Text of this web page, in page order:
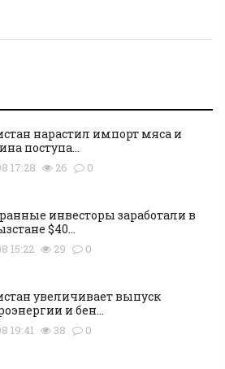
нарастил импорт мяса и
поступа...
17:28 26 0
инвесторы заработали в
$40...
15:22 29 0
увеличивает выпуск
и бен...
19:41 38 0